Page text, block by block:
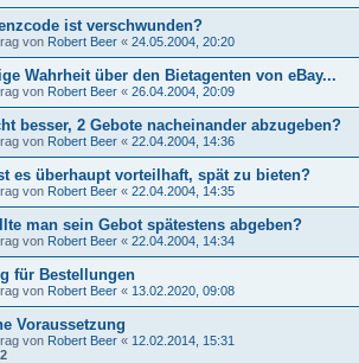
ist verschwunden?
von Robert Beer « 24.05.2004, 20:20
Wahrheit über den Bietagenten von eBay...
von Robert Beer « 26.04.2004, 20:09
besser, 2 Gebote nacheinander abzugeben?
von Robert Beer « 22.04.2004, 14:36
es überhaupt vorteilhaft, spät zu bieten?
von Robert Beer « 22.04.2004, 14:35
man sein Gebot spätestens abgeben?
von Robert Beer « 22.04.2004, 14:34
für Bestellungen
von Robert Beer « 13.02.2020, 09:08
Voraussetzung
von Robert Beer « 12.02.2014, 15:31
2